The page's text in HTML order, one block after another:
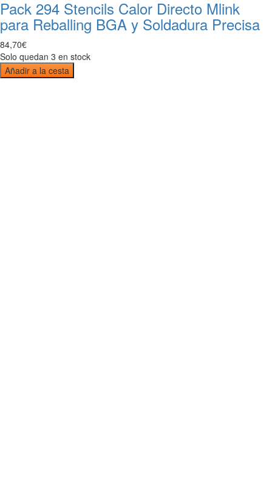
Pack 294 Stencils Calor Directo Mlink
para Reballing BGA y Soldadura Precisa
84,70€
Solo quedan 3 en stock
Añadir a la cesta